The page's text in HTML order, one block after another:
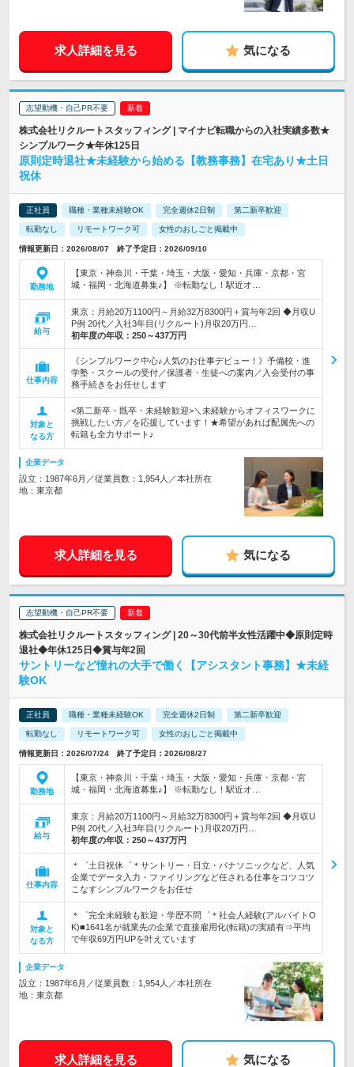
求人詳細を見る 気になる
志望動機・自己PR不要
株式会社リクルートスタッフィング | マイナビ転職からの入社実績多数★
シンプルワーク★年休125日
原則定時退社★未経験から始める【教務事務】在宅あり★土日
祝休
正社員 職種・業種未経験OK 完全週休2日制 第二新卒歓迎
転勤なし リモートワーク可 女性のおしごと掲載中
情報更新日：2026/08/07 終了予定日：2026/09/10
勤務地
【東京・神奈川・千葉・埼玉・大阪・愛知・兵庫・京都・宮
城・福岡・北海道募集♪】 ※転勤なし！駅近オ…
給与
東京：月給20万1100円～月給32万8300円＋賞与年2回 ◆月収U
P例 20代／入社3年目(リクルート)月収20万円…
初年度の年収： 250～437万円
仕事内容
《シンプルワーク中心♪人気のお仕事デビュー！》予備校・進
学塾・スクールの受付／保護者・生徒への案内／入会受付の事
務手続きをお任せします
対象と
なる方
<第二新卒・既卒・未経験歓迎>＼未経験からオフィスワークに
挑戦したい方／を応援しています！★希望があれば配属先への
転籍も全力サポート♪
企業データ
設立：1987年6月／従業員数：1,954人／本社所在
地：東京都
求人詳細を見る 気になる
志望動機・自己PR不要
株式会社リクルートスタッフィング | 20～30代前半女性活躍中◆原則定時
退社◆年休125日◆賞与年2回
サントリーなど憧れの大手で働く【アシスタント事務】★未経
験OK
正社員 職種・業種未経験OK 完全週休2日制 第二新卒歓迎
転勤なし リモートワーク可 女性のおしごと掲載中
情報更新日：2026/07/24 終了予定日：2026/08/27
勤務地
【東京・神奈川・千葉・埼玉・大阪・愛知・兵庫・京都・宮
城・福岡・北海道募集♪】 ※転勤なし！駅近オ…
給与
東京：月給20万1100円～月給32万8300円＋賞与年2回 ◆月収U
P例 20代／入社3年目(リクルート)月収20万円…
初年度の年収： 250～437万円
仕事内容
＊゜土日祝休゜＊サントリー・日立・パナソニックなど、人気
企業でデータ入力・ファイリングなど任される仕事をコツコツ
こなすシンプルワークをお任せ
対象と
なる方
＊゜完全未経験も歓迎・学歴不問゜＊社会人経験(アルバイトO
K)■1641名が就業先の企業で直接雇用化(転籍)の実績有⇒平均
で年収69万円UPを叶えています
企業データ
設立：1987年6月／従業員数：1,954人／本社所在
地：東京都
求人詳細を見る 気になる